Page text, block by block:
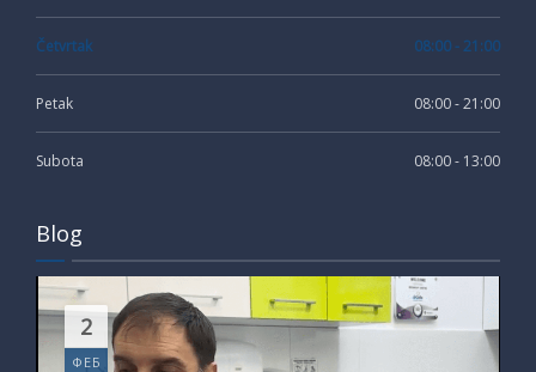
Četvrtak 08:00 - 21:00
Petak 08:00 - 21:00
Subota 08:00 - 13:00
Blog
2
ФЕБ